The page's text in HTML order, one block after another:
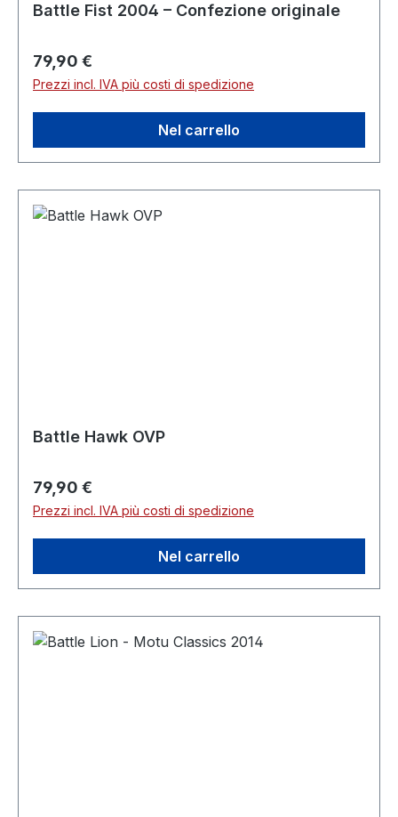
Battle Fist 2004 – Confezione originale
Prezzo normale:
79,90 €
Prezzi incl. IVA più costi di spedizione
Nel carrello
Battle Hawk OVP
Prezzo normale:
79,90 €
Prezzi incl. IVA più costi di spedizione
Nel carrello